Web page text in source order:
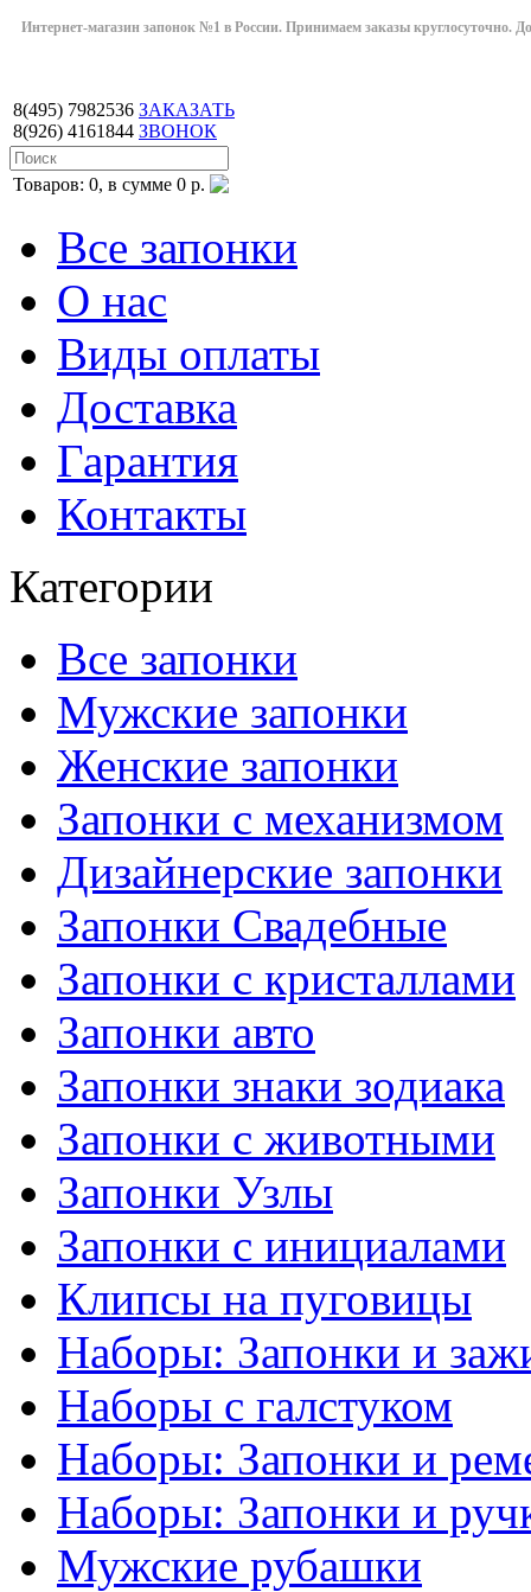
Интернет-магазин запонок №1 в России. Принимаем заказы круглосуточно.
8(495) 7982536
8(926) 4161844
ЗАКАЗАТЬ
ЗВОНОК
Товаров: 0, в сумме 0 р.
Все запонки
О нас
Виды оплаты
Доставка
Гарантия
Контакты
Категории
Все запонки
Мужские запонки
Женские запонки
Запонки с механизмом
Дизайнерские запонки
Запонки Свадебные
Запонки с кристаллами
Запонки авто
Запонки знаки зодиака
Запонки с животными
Запонки Узлы
Запонки с инициалами
Клипсы на пуговицы
Наборы: Запонки и
Наборы с галстуком
Наборы: Запонки и
Наборы: Запонки и
Мужские рубашки